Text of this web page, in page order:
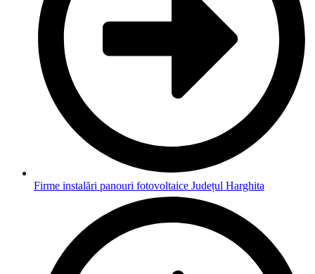
Firme instalări panouri fotovoltaice Județul Harghita